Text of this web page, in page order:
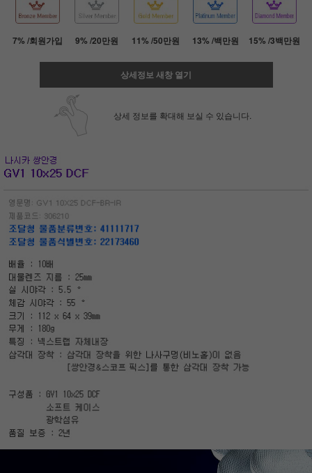
7% /회원가입 9% /20만원 11% /50만원 13% /백만원 15% /3백만원
상세정보 새창 열기
상세 정보를 확대해 보실 수 있습니다.